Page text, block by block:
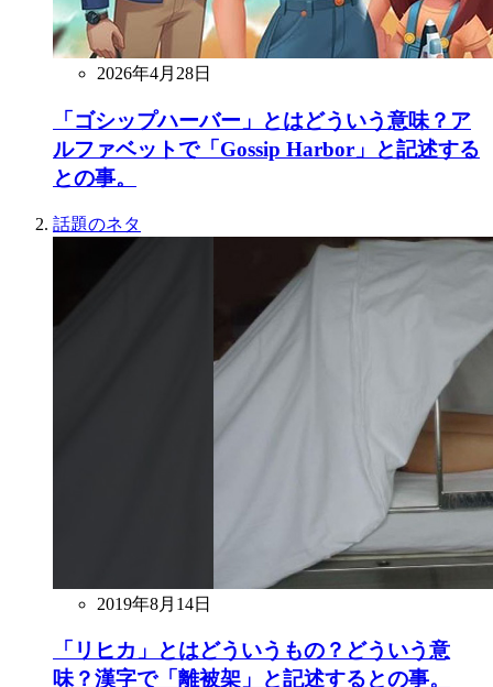
2026年4月28日
「ゴシップハーバー」とはどういう意味？ア
ルファベットで「Gossip Harbor」と記述する
との事。
話題のネタ
2019年8月14日
「リヒカ」とはどういうもの？どういう意
味？漢字で「離被架」と記述するとの事。